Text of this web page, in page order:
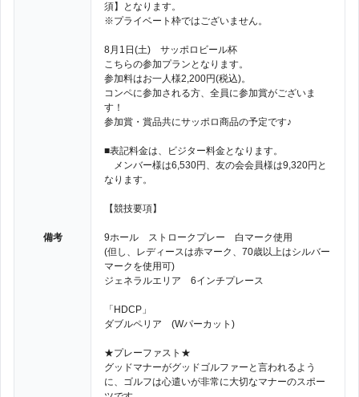
備考
須】となります。
※プライベート枠ではございません。
8月1日(土) サッポロビール杯
こちらの参加プランとなります。
参加料はお一人様2,200円(税込)。
コンペに参加される方、全員に参加賞がございま
す！
参加賞・賞品共にサッポロ商品の予定です♪
■表記料金は、ビジター料金となります。
メンバー様は6,530円、友の会会員様は9,320円と
なります。
【競技要項】
9ホール ストロークプレー 白マーク使用
(但し、レディースは赤マーク、70歳以上はシルバー
マークを使用可)
ジェネラルエリア 6インチプレース
「HDCP」
ダブルペリア (Wパーカット)
★プレーファスト★
グッドマナーがグッドゴルファーと言われるよう
に、ゴルフは心遣いが非常に大切なマナーのスポー